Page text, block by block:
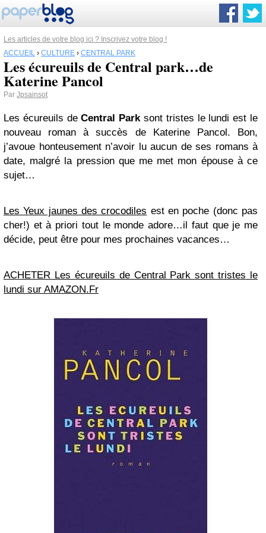
Les articles de votre blog ici ? Inscrivez votre blog !
ACCUEIL › CULTURE › CENTRAL PARK
Les écureuils de Central park…de
Katerine Pancol
Par Jpsainsot
Les écureuils deCentral Parksont tristes le lundi est le
nouveau roman à succès de Katerine Pancol. Bon,
j’avoue honteusement n’avoir lu aucun de ses romans à
date, malgré la pression que me met mon épouse à ce
sujet…
Les Yeux jaunes des crocodiles est en poche (donc pas
cher!) et à priori tout le monde adore…il faut que je me
décide, peut être pour mes prochaines vacances…
ACHETER Les écureuils de Central Park sont tristes le
lundi sur AMAZON.Fr